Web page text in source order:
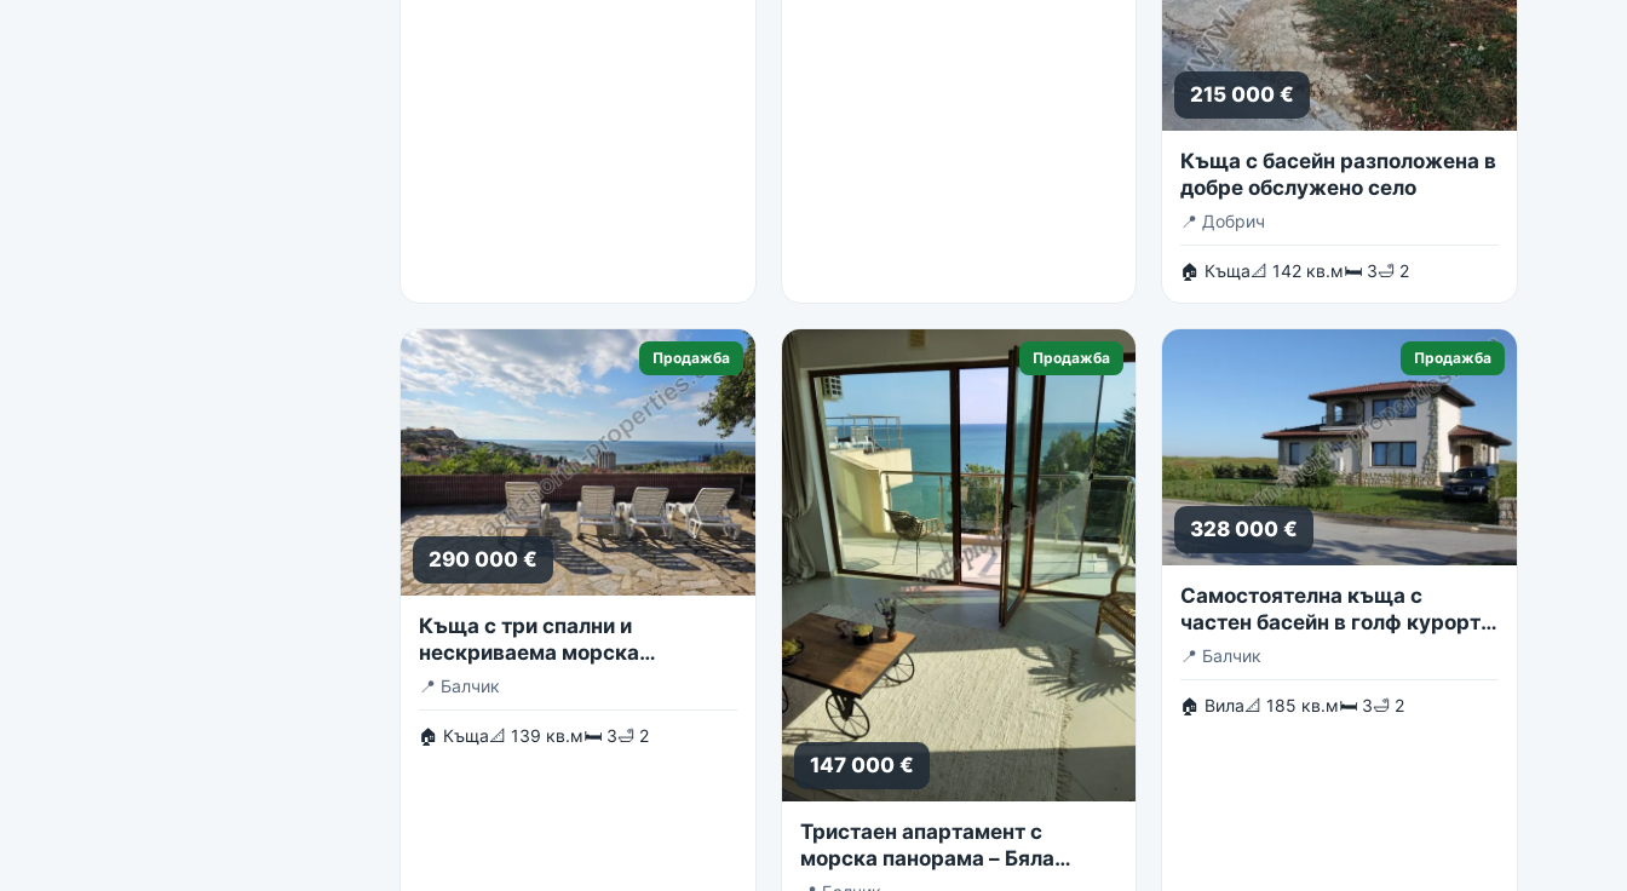
215 000 €
Къща с басейн разположена в
добре обслужено село
📍 Добрич
🏠 Къща📐 142 кв.м🛏 3🛁 2
Продажба
290 000 €
Къща с три спални и
нескриваема морска
панорама
📍 Балчик
🏠 Къща📐 139 кв.м🛏 3🛁 2
Продажба
147 000 €
Тристаен апартамент с
морска панорама – Бяла
Лагуна, комплекс Golf Coast
Продажба
328 000 €
Самостоятелна къща с
частен басейн в голф курорта
Блексирама
📍 Балчик
🏠 Вила📐 185 кв.м🛏 3🛁 2